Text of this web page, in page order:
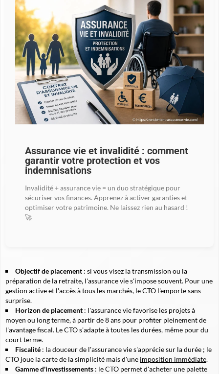
Assurance vie et invalidité : comment
garantir votre protection et vos
indemnisations
Invalidité + assurance vie = un duo stratégique pour
sécuriser vos finances. Apprenez à activer garanties et
optimiser votre patrimoine. Ne laissez rien au hasard !
🚀
Objectif de placement : si vous visez la transmission ou la
préparation de la retraite, l'assurance vie s'impose souvent. Pour une
gestion active et l'accès à tous les marchés, le CTO l'emporte sans
surprise.
Horizon de placement : l'assurance vie favorise les projets à
moyen ou long terme, à partir de 8 ans pour profiter pleinement de
l'avantage fiscal. Le CTO s'adapte à toutes les durées, même pour du
court terme.
Fiscalité : la douceur de l'assurance vie s'apprécie sur la durée ; le
CTO joue la carte de la simplicité mais d'une imposition immédiate.
Gamme d'investissements : le CTO permet d'acheter une palette